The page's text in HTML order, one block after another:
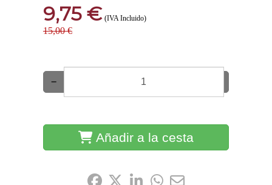
9,75 € (IVA Incluido)
15,00 €
−
Añadir a la cesta